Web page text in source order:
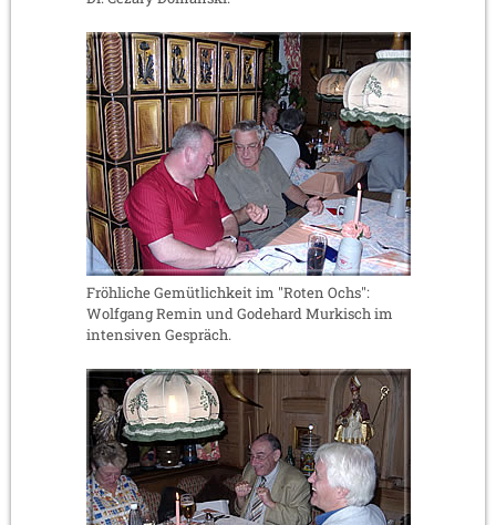
Fröhliche Gemütlichkeit im "Roten Ochs":
Wolfgang Remin und Godehard Murkisch im
intensiven Gespräch.